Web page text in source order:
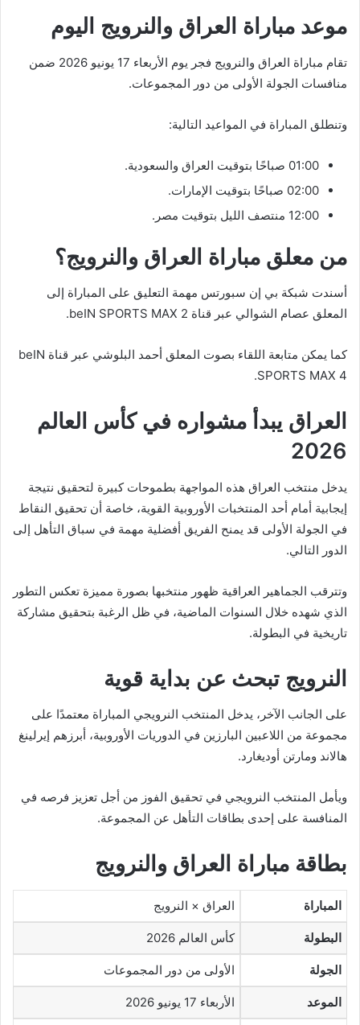
موعد مباراة العراق والنرويج اليوم
تقام مباراة العراق والنرويج فجر يوم الأربعاء 17 يونيو 2026 ضمن
منافسات الجولة الأولى من دور المجموعات.
وتنطلق المباراة في المواعيد التالية:
01:00 صباحًا بتوقيت العراق والسعودية.
02:00 صباحًا بتوقيت الإمارات.
12:00 منتصف الليل بتوقيت مصر.
من معلق مباراة العراق والنرويج؟
أسندت شبكة بي إن سبورتس مهمة التعليق على المباراة إلى
المعلق عصام الشوالي عبر قناة beIN SPORTS MAX 2.
كما يمكن متابعة اللقاء بصوت المعلق أحمد البلوشي عبر قناة beIN
SPORTS MAX 4.
العراق يبدأ مشواره في كأس العالم
2026
يدخل منتخب العراق هذه المواجهة بطموحات كبيرة لتحقيق نتيجة
إيجابية أمام أحد المنتخبات الأوروبية القوية، خاصة أن تحقيق النقاط
في الجولة الأولى قد يمنح الفريق أفضلية مهمة في سباق التأهل إلى
الدور التالي.
وتترقب الجماهير العراقية ظهور منتخبها بصورة مميزة تعكس التطور
الذي شهده خلال السنوات الماضية، في ظل الرغبة بتحقيق مشاركة
تاريخية في البطولة.
النرويج تبحث عن بداية قوية
على الجانب الآخر، يدخل المنتخب النرويجي المباراة معتمدًا على
مجموعة من اللاعبين البارزين في الدوريات الأوروبية، أبرزهم إيرلينغ
هالاند ومارتن أوديغارد.
ويأمل المنتخب النرويجي في تحقيق الفوز من أجل تعزيز فرصه في
المنافسة على إحدى بطاقات التأهل عن المجموعة.
بطاقة مباراة العراق والنرويج
المباراة العراق × النرويج
البطولة كأس العالم 2026
الجولة الأولى من دور المجموعات
الموعد الأربعاء 17 يونيو 2026